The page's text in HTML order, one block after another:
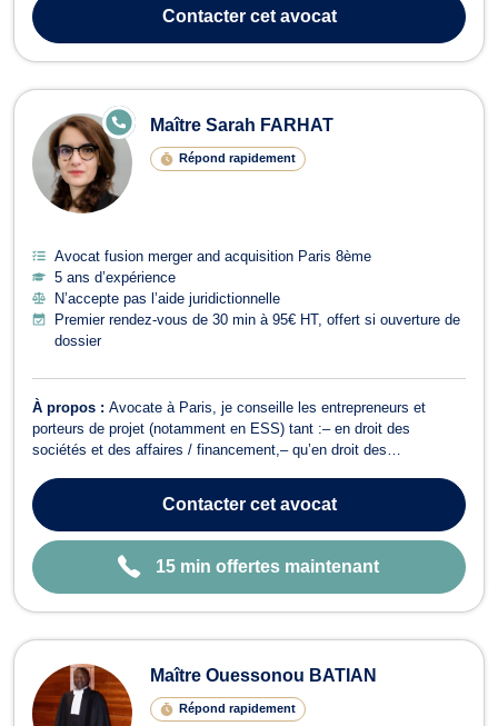
réparation de votre dommage corporel en cas d'accident de voiture,
erreur médical ou agres...Contactercet avocat
Maître Sarah FARHAT
Répond rapidement
E
N
LI
G
E
Avocat fusion merger and acquisition Paris 8ème
5 ans d’expérience
N’accepte pas l’aide juridictionnelle
Premier rendez-vous de 30 min à 95€ HT, offert si ouverture de
dossier
À propos : Avocate à Paris, je conseille les entrepreneurs et
porteurs de projet (notamment en ESS) tant :– en droit des
sociétés et des affaires / financement,– qu’en droit des
dotation et fondations). En droit bancaire, j’assure la défense de
vos intérêts dans vos conten...
Contactercet avocat
15 min offertes maintenant
Maître Ouessonou BATIAN
Répond rapidement